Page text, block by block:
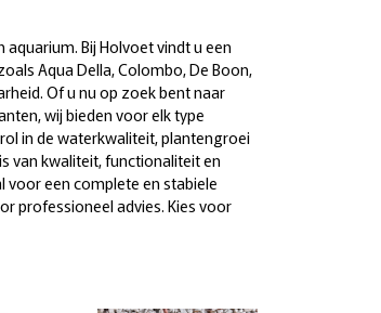
Bij Holvoet vindt u een
Aqua Della, Colombo, De Boon,
Of u nu op zoek bent naar
wij bieden voor elk type
in de waterkwaliteit, plantengroei
van kwaliteit, functionaliteit en
voor een complete en stabiele
professioneel advies. Kies voor